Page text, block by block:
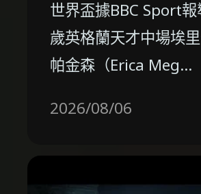
世界盃據BBC Sport
歲英格蘭天才中場埃里
帕金森（Erica Meg…
2026/08/06